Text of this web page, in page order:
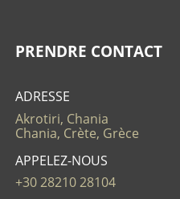
PRENDRE CONTACT
ADRESSE
Akrotiri, Chania
Chania, Crète, Grèce
APPELEZ-NOUS
+30 28210 28104